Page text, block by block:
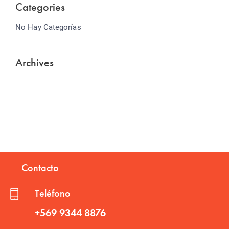
Categories
No Hay Categorías
Archives
Contacto
Teléfono
+569 9344 8876